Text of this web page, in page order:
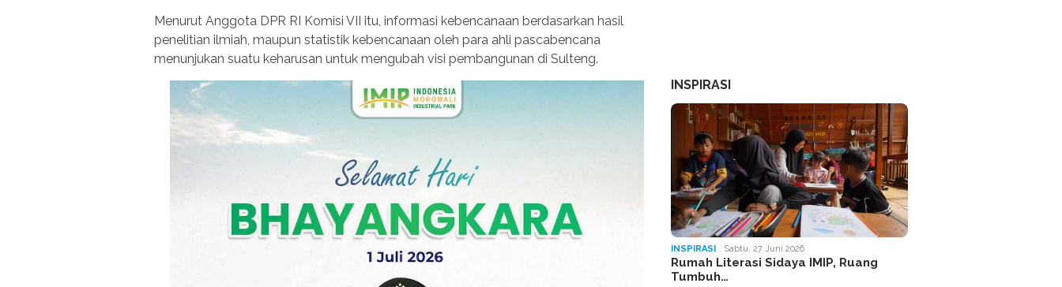
Menurut Anggota DPR RI Komisi VII itu, informasi kebencanaan berdasarkan hasil
penelitian ilmiah, maupun statistik kebencanaan oleh para ahli pascabencana
menunjukan suatu keharusan untuk mengubah visi pembangunan di Sulteng.
INSPIRASI
INSPIRASI Sabtu, 27 Juni 2026
Rumah Literasi Sidaya IMIP, Ruang
Tumbuh…